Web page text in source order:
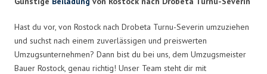
Hast du vor, von Rostock nach Drobeta Turnu-Severin umzuziehen
und suchst nach einem zuverlässigen und preiswerten
Umzugsunternehmen? Dann bist du bei uns, dem Umzugsmeister
Bauer Rostock, genau richtig! Unser Team steht dir mit